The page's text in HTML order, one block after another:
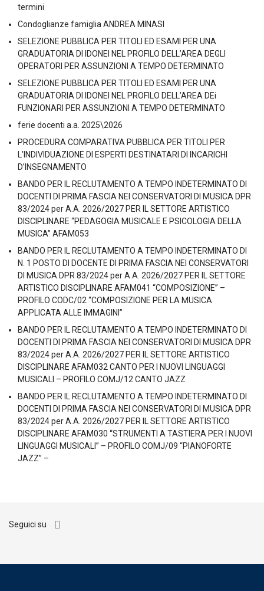
termini
Condoglianze famiglia ANDREA MINASI
SELEZIONE PUBBLICA PER TITOLI ED ESAMI PER UNA
GRADUATORIA DI IDONEI NEL PROFILO DELL’AREA DEGLI
OPERATORI PER ASSUNZIONI A TEMPO DETERMINATO
SELEZIONE PUBBLICA PER TITOLI ED ESAMI PER UNA
GRADUATORIA DI IDONEI NEL PROFILO DELL’AREA DEi
FUNZIONARI PER ASSUNZIONI A TEMPO DETERMINATO
ferie docenti a.a. 2025\2026
PROCEDURA COMPARATIVA PUBBLICA PER TITOLI PER
L’INDIVIDUAZIONE DI ESPERTI DESTINATARI DI INCARICHI
D’INSEGNAMENTO
BANDO PER IL RECLUTAMENTO A TEMPO INDETERMINATO DI
DOCENTI DI PRIMA FASCIA NEI CONSERVATORI DI MUSICA DPR
83/2024 per A.A. 2026/2027 PER IL SETTORE ARTISTICO
DISCIPLINARE “PEDAGOGIA MUSICALE E PSICOLOGIA DELLA
MUSICA” AFAM053
BANDO PER IL RECLUTAMENTO A TEMPO INDETERMINATO DI
N. 1 POSTO DI DOCENTE DI PRIMA FASCIA NEI CONSERVATORI
DI MUSICA DPR 83/2024 per A.A. 2026/2027 PER IL SETTORE
ARTISTICO DISCIPLINARE AFAM041 “COMPOSIZIONE” –
PROFILO CODC/02 “COMPOSIZIONE PER LA MUSICA
APPLICATA ALLE IMMAGINI”
BANDO PER IL RECLUTAMENTO A TEMPO INDETERMINATO DI
DOCENTI DI PRIMA FASCIA NEI CONSERVATORI DI MUSICA DPR
83/2024 per A.A. 2026/2027 PER IL SETTORE ARTISTICO
DISCIPLINARE AFAM032 CANTO PER I NUOVI LINGUAGGI
MUSICALI – PROFILO COMJ/12 CANTO JAZZ
BANDO PER IL RECLUTAMENTO A TEMPO INDETERMINATO DI
DOCENTI DI PRIMA FASCIA NEI CONSERVATORI DI MUSICA DPR
83/2024 per A.A. 2026/2027 PER IL SETTORE ARTISTICO
DISCIPLINARE AFAM030 “STRUMENTI A TASTIERA PER I NUOVI
LINGUAGGI MUSICALI” – PROFILO COMJ/09 “PIANOFORTE
JAZZ” –
Seguici su